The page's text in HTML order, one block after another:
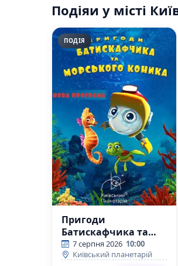
Подіяи у місті
ПОДІЯ
Пригоди
Батискафчика та
Морського Коника +
Космікс (Київський
7 серпня 2026 10:00
Київський планетарій